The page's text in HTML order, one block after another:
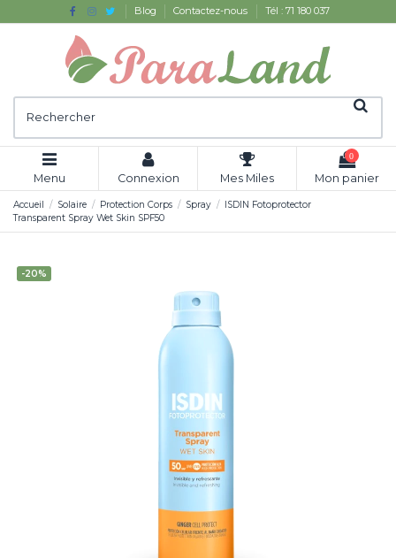
Blog Contactez-nous Tél : 71 180 037
Menu Connexion Mes Miles
0
Mon panier
Accueil Solaire Protection Corps Spray
ISDIN Fotoprotector
Transparent Spray Wet Skin SPF50
-20%